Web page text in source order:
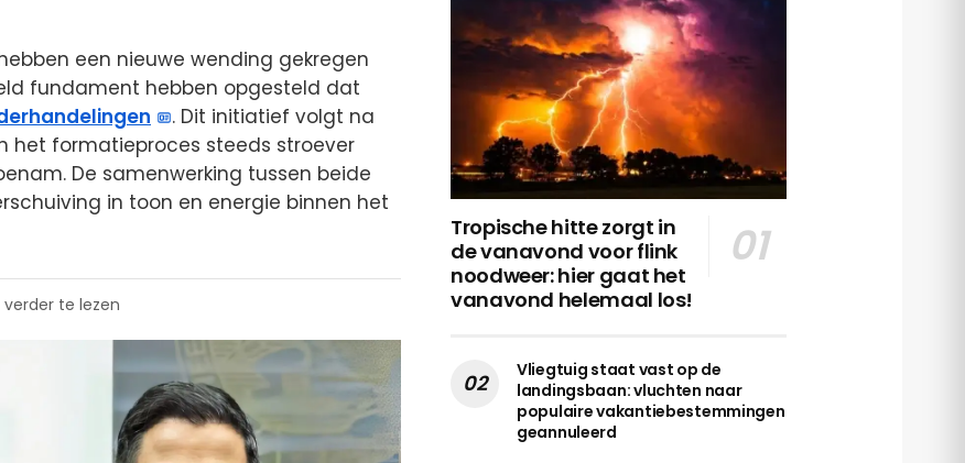
een nieuwe wending gekregen
fundament hebben opgesteld dat
. Dit initiatief volgt na
het formatieproces steeds stroever
De samenwerking tussen beide
in toon en energie binnen het
te lezen
Tropische hitte zorgt in
de vanavond voor flink
noodweer: hier gaat het
vanavond helemaal los!
Vliegtuig staat vast op de
landingsbaan: vluchten naar
populaire vakantiebestemmingen
geannuleerd